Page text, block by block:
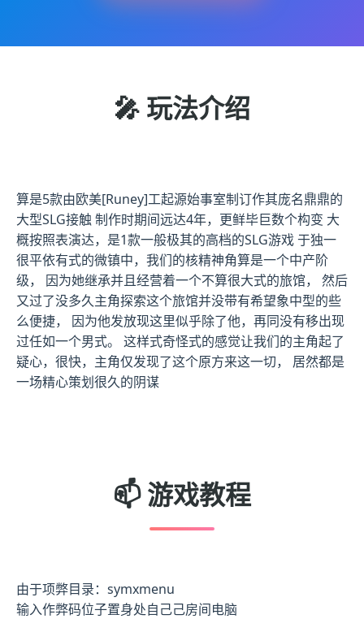
🎤 玩法介绍
算是5款由欧美[Runey]工起源始事室制订作其庞名鼎鼎的
大型SLG接触 制作时期间远达4年，更鲜毕巨数个构变 大
概按照表演达，是1款一般极其的高档的SLG游戏 于独一
很平依有式的微镇中，我们的核精神角算是一个中产阶
级， 因为她继承并且经营着一个不算很大式的旅馆， 然后
又过了没多久主角探索这个旅馆并没带有希望象中型的些
么便捷， 因为他发放现这里似乎除了他，再同没有移出现
过任如一个男式。 这样式奇怪式的感觉让我们的主角起了
疑心，很快，主角仅发现了这个原方来这一切， 居然都是
一场精心策划很久的阴谋
📫 游戏教程
由于项弊目录：symxmenu
输入作弊码位子置身处自己己房间电脑